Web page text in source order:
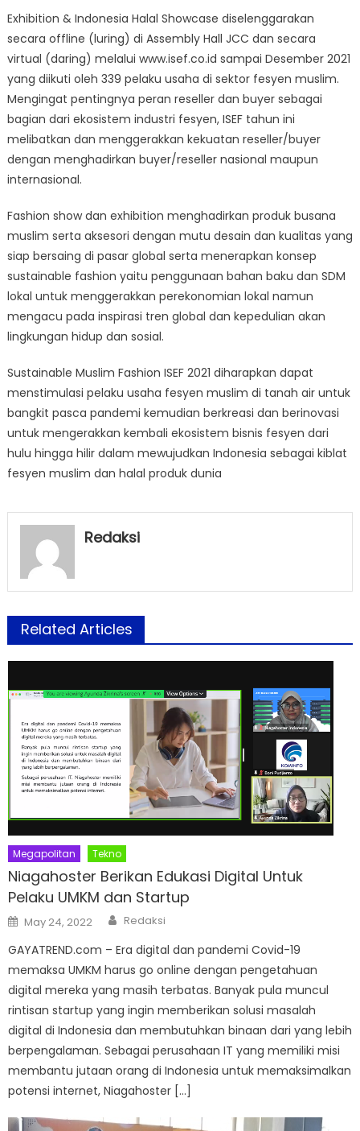
Exhibition & Indonesia Halal Showcase diselenggarakan
secara offline (luring) di Assembly Hall JCC dan secara
virtual (daring) melalui www.isef.co.id sampai Desember 2021
yang diikuti oleh 339 pelaku usaha di sektor fesyen muslim.
Mengingat pentingnya peran reseller dan buyer sebagai
bagian dari ekosistem industri fesyen, ISEF tahun ini
melibatkan dan menggerakkan kekuatan reseller/buyer
dengan menghadirkan buyer/reseller nasional maupun
internasional.
Fashion show dan exhibition menghadirkan produk busana
muslim serta aksesori dengan mutu desain dan kualitas yang
siap bersaing di pasar global serta menerapkan konsep
sustainable fashion yaitu penggunaan bahan baku dan SDM
lokal untuk menggerakkan perekonomian lokal namun
mengacu pada inspirasi tren global dan kepedulian akan
lingkungan hidup dan sosial.
Sustainable Muslim Fashion ISEF 2021 diharapkan dapat
menstimulasi pelaku usaha fesyen muslim di tanah air untuk
bangkit pasca pandemi kemudian berkreasi dan berinovasi
untuk mengerakkan kembali ekosistem bisnis fesyen dari
hulu hingga hilir dalam mewujudkan Indonesia sebagai kiblat
fesyen muslim dan halal produk dunia
Redaksi
Related Articles
Megapolitan Tekno
Niagahoster Berikan Edukasi Digital Untuk
Pelaku UMKM dan Startup
Posted
on
May 24, 2022 Author
Redaksi
GAYATREND.com – Era digital dan pandemi Covid-19
memaksa UMKM harus go online dengan pengetahuan
digital mereka yang masih terbatas. Banyak pula muncul
rintisan startup yang ingin memberikan solusi masalah
digital di Indonesia dan membutuhkan binaan dari yang lebih
berpengalaman. Sebagai perusahaan IT yang memiliki misi
membantu jutaan orang di Indonesia untuk memaksimalkan
potensi internet, Niagahoster […]